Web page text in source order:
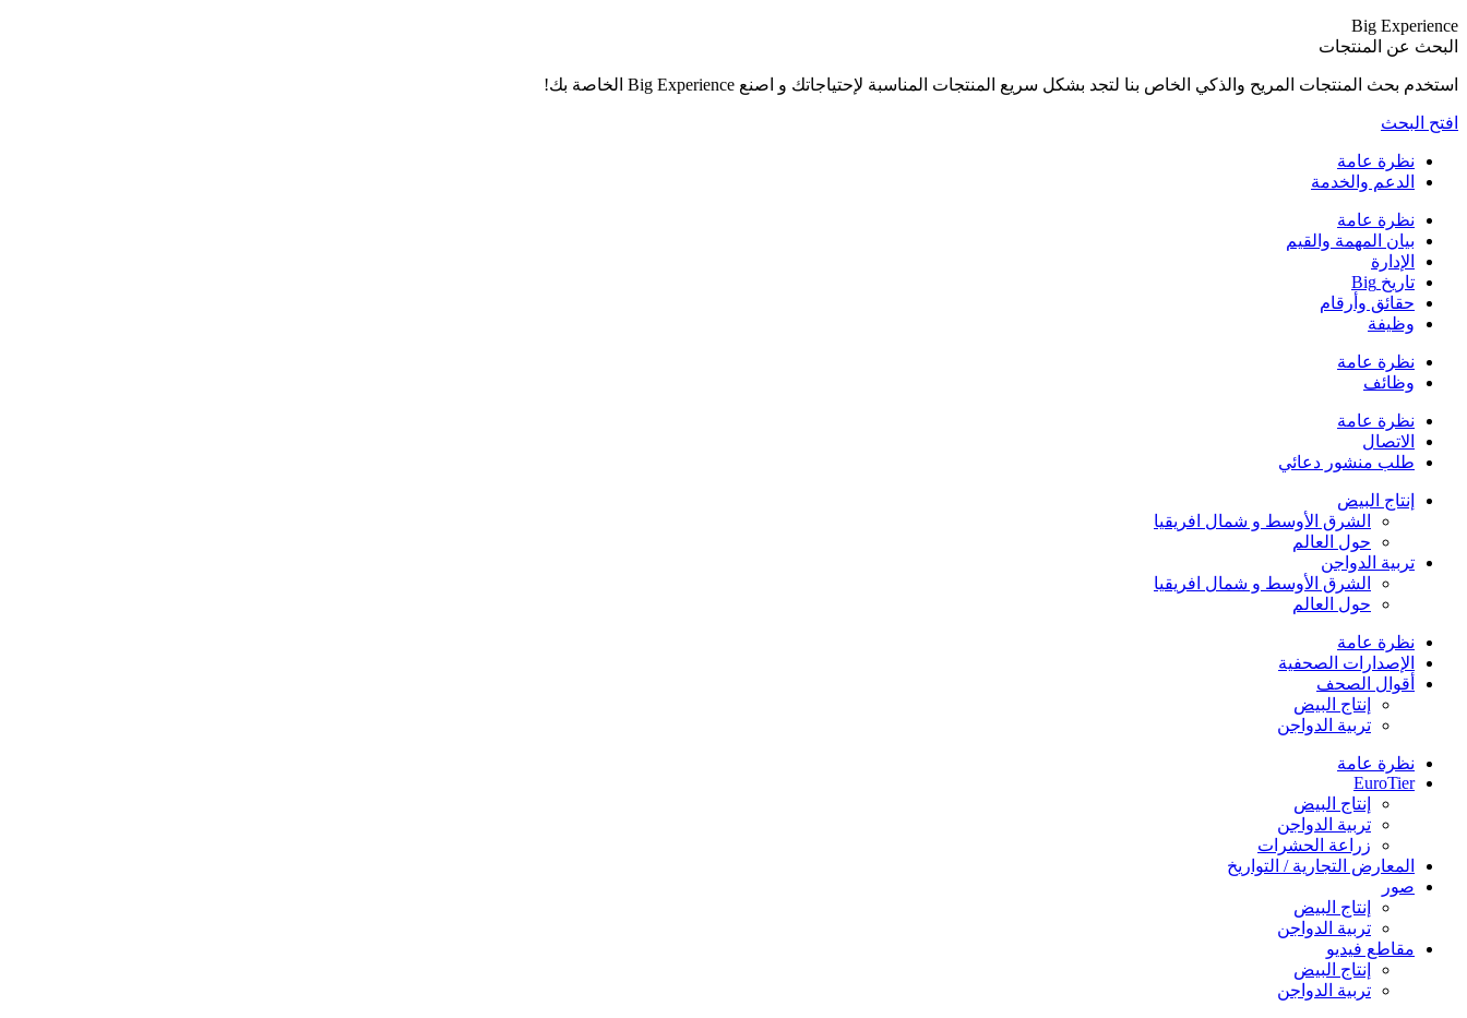
Big Experience
البحث عن المنتجات
استخدم بحث المنتجات المريح والذكي الخاص بنا لتجد بشكل سريع المنتجات المناسبة لإحتياجاتك و اصنع Big Experience الخاصة بك!
افتح البحث
نظرة عامة
الدعم والخدمة
نظرة عامة
بيان المهمة والقيم
الإدارة
تاريخ Big
حقائق وأرقام
وظيفة
نظرة عامة
وظائف
نظرة عامة
الاتصال
طلب منشور دعائي
إنتاج البيض
الشرق الأوسط و شمال افريقيا
حول العالم
تربية الدواجن
الشرق الأوسط و شمال افريقيا
حول العالم
نظرة عامة
الإصدارات الصحفية
أقوال الصحف
إنتاج البيض
تربية الدواجن
نظرة عامة
EuroTier
إنتاج البيض
تربية الدواجن
زراعة الحشرات
المعارض التجارية / التواريخ
صور
إنتاج البيض
تربية الدواجن
مقاطع فيديو
إنتاج البيض
تربية الدواجن